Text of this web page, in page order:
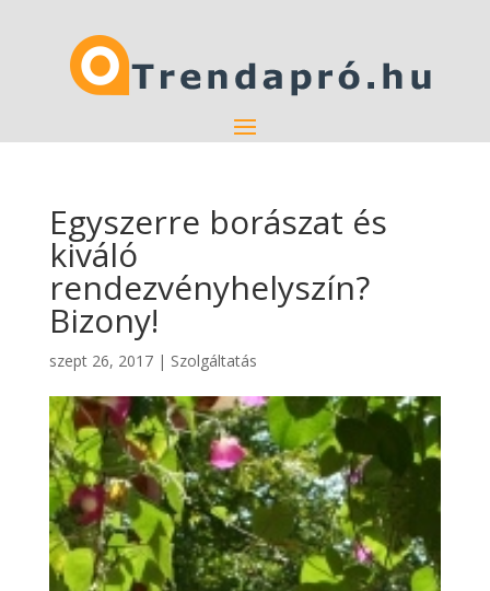
Egyszerre borászat és
kiváló
rendezvényhelyszín?
Bizony!
szept 26, 2017| Szolgáltatás